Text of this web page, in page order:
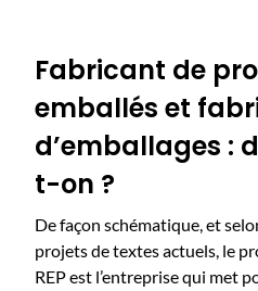
Fabricant de
emballés et
d’emballages :
t-on ?
De façon schématique, et
projets de textes actuels, le
REP est l’entreprise qui met